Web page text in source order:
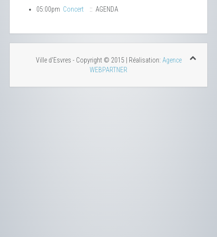
05:00pm Concert :: AGENDA
Ville d'Esvres - Copyright © 2015 | Réalisation: Agence
WEBPARTNER